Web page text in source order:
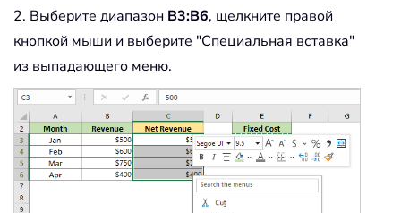
2. Выберите диапазон B3:B6, щелкните правой
кнопкой мыши и выберите "Специальная вставка"
из выпадающего меню.